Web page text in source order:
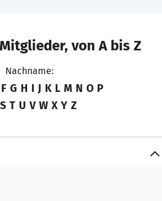
von A bis Z
Nachname:
F G H I J K L M N O P
S T U V W X Y Z